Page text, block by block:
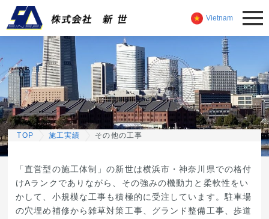
Vietnam
TOP 施工実績 その他の工事
「直営型の施工体制」の新世は横浜市・神奈川県での格付
けAランクでありながら、その強みの機動力と柔軟性をい
かして、小規模な工事も積極的に受注しています。駐車場
の穴埋め補修から雑草対策工事、グランド整備工事、歩道